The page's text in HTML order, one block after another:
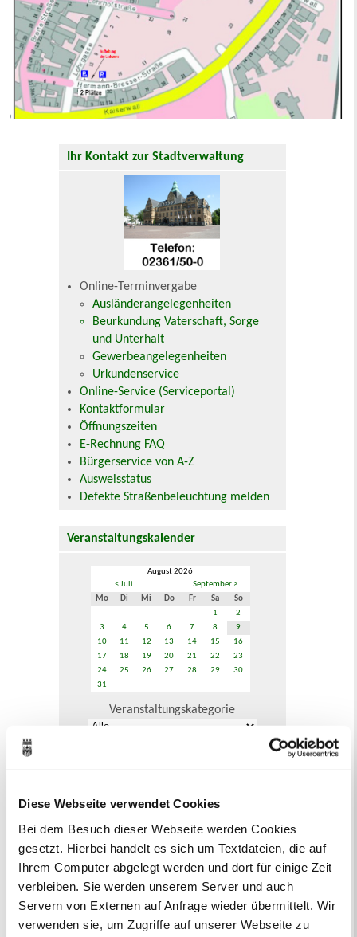
Diese Webseite verwendet Cookies
Bei dem Besuch dieser Webseite werden Cookies
gesetzt. Hierbei handelt es sich um Textdateien, die auf
Ihrem Computer abgelegt werden und dort für einige Zeit
verbleiben. Sie werden unserem Server und auch
Servern von Externen auf Anfrage wieder übermittelt. Wir
verwenden sie, um Zugriffe auf unserer Webseite zu
Ihr Kontakt zur Stadtverwaltung
Online-Terminvergabe
Ausländerangelegenheiten
Beurkundung Vaterschaft, Sorge
und Unterhalt
Gewerbeangelegenheiten
Urkundenservice
Online-Service (Serviceportal)
Kontaktformular
Öffnungszeiten
E-Rechnung FAQ
Bürgerservice von A-Z
Ausweisstatus
Defekte Straßenbeleuchtung melden
Veranstaltungskalender
August 2026
< Juli
September >
Mo
Di Mi Do Fr Sa
So
1
2
3
4 5 6 7 8
9
10
11 12 13 14 15
16
17
18 19 20 21 22
23
24
25 26 27 28 29
30
31
Veranstaltungskategorie
Bürgerbeteiligung
Online-Beteiligungsportal der
Stadtverwaltung
Bauleitplanung: Für Bürger*innen gibt
es Möglichkeiten, sich an
Bebauungsplänen und Änderungen zum